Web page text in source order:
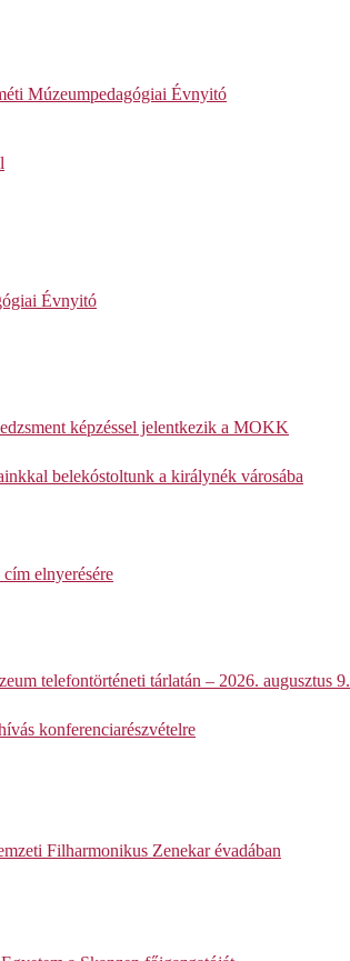
Múzeumpedagógiai Évnyitó
Évnyitó
képzéssel jelentkezik a MOKK
belekóstoltunk a királynék városába
elnyerésére
telefontörténeti tárlatán – 2026. augusztus 9.
konferenciarészvételre
Filharmonikus Zenekar évadában